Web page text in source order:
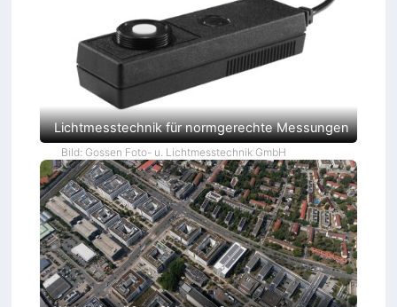
Lichtmesstechnik für normgerechte Messungen
Bild: Gossen Foto- u. Lichtmesstechnik GmbH